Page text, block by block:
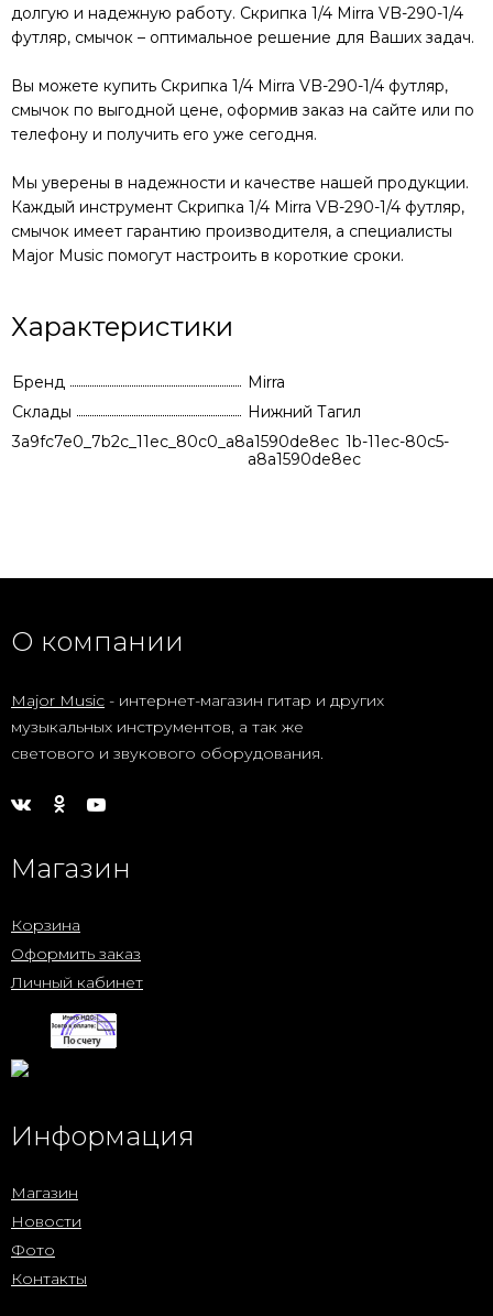
долгую и надежную работу. Скрипка 1/4 Mirra VB-290-1/4
футляр, смычок – оптимальное решение для Ваших задач.
Вы можете купить Скрипка 1/4 Mirra VB-290-1/4 футляр,
смычок по выгодной цене, оформив заказ на сайте или по
телефону и получить его уже сегодня.
Мы уверены в надежности и качестве нашей продукции.
Каждый инструмент Скрипка 1/4 Mirra VB-290-1/4 футляр,
смычок имеет гарантию производителя, а специалисты
Major Music помогут настроить в короткие сроки.
Характеристики
Бренд
Mirra
Склады
Нижний Тагил
3a9fc7e0_7b2c_11ec_80c0_a8a1590de8ec78621a59-8e1b-11ec-80c5-
a8a1590de8ec
О компании
Major Music - интернет-магазин гитар и других
музыкальных инструментов, а так же
светового и звукового оборудования.
Магазин
Корзина
Оформить заказ
Личный кабинет
Информация
Магазин
Новости
Фото
Контакты